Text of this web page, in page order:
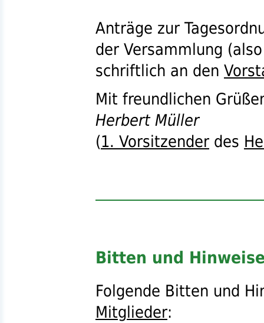
Anträge zur
der Versammlung
schriftlich an den
Mit freundlichen
Herbert Müller
(1. Vorsitzender des
Bitten und
Folgende Bitten und
Mitglieder: